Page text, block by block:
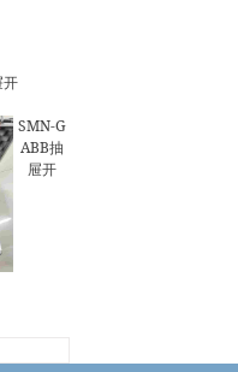
开
SMN-G
ABB抽
屉开